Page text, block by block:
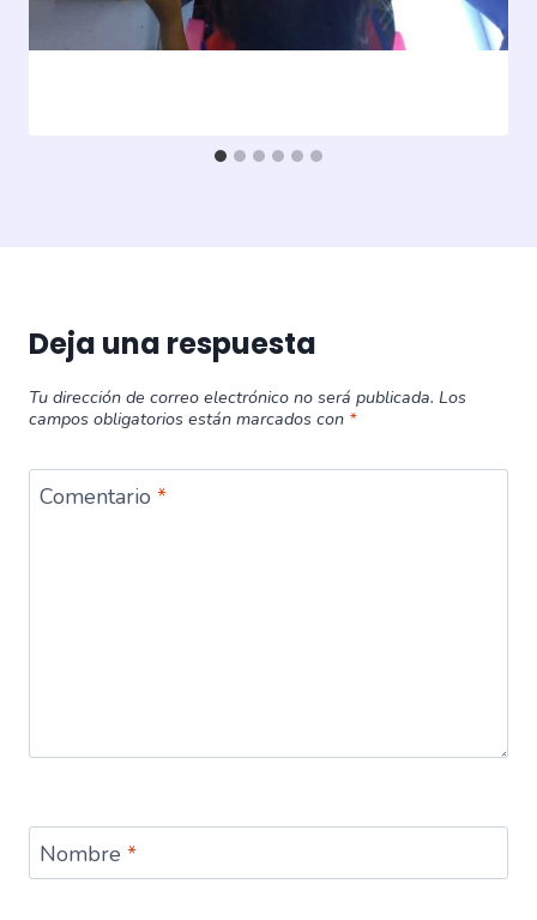
mayo 4, 2026
Deja una respuesta
Tu dirección de correo electrónico no será publicada. Los
campos obligatorios están marcados con *
Comentario *
Nombre *